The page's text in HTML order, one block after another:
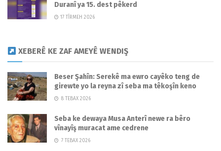
Duranî ya 15. dest pêkerd
17 TÎRMEH 2026
XEBERÊ KE ZAF AMEYÊ WENDIŞ
Beser Şahîn: Serekê ma ewro cayêko teng de
girewte yo la reyna zî seba ma têkoşîn keno
8 TEBAX 2026
Seba ke dewaya Musa Anterî newe ra bêro
vînayîş muracat ame cedrene
7 TEBAX 2026